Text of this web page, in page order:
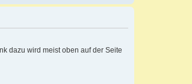
dazu wird meist oben auf der Seite